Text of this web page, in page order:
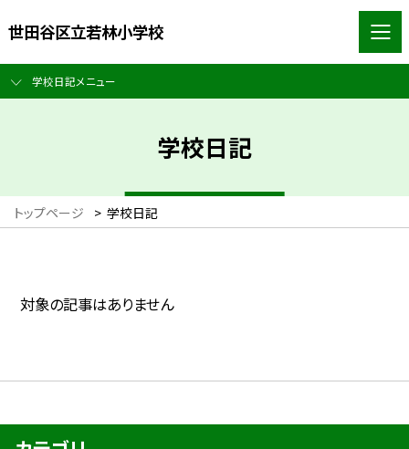
世田谷区立若林小学校
学校日記メニュー
学校日記
トップページ > 学校日記
対象の記事はありません